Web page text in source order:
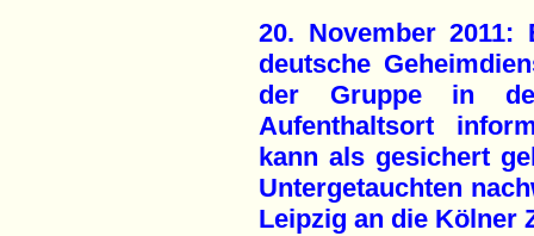
20. November
deutsche
der Gruppe in
Aufenthaltsort
kann als gesichert
Untergetauchten
Leipzig an die Kölner